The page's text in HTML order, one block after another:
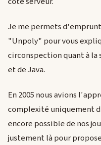
Je me permets
"Unpoly" pour vous
circonspection quant à
et de Java.
En 2005 nous avions
complexité uniquement
encore possible de nos
justement là pour